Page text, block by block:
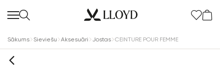
Sākums Sieviešu Aksesuāri Jostas CEINTURE POUR FEMME